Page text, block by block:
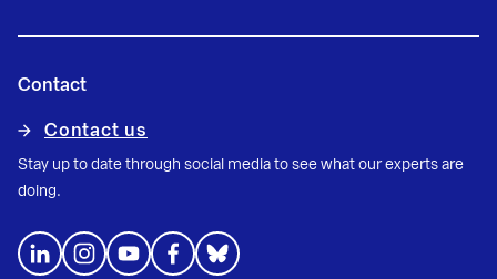
Contact
Contact us
Stay up to date through social media to see what our experts are
doing.